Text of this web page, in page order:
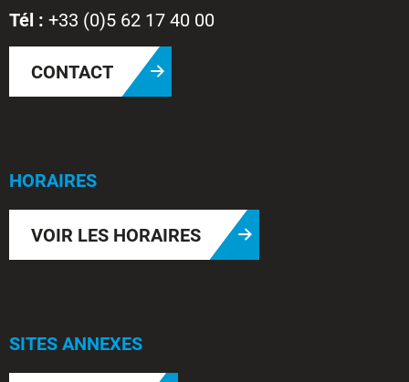
Tél : +33 (0)5 62 17 40 00
CONTACT
HORAIRES
VOIR LES HORAIRES
SITES ANNEXES